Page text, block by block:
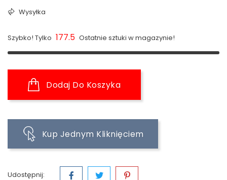
Wysyłka
Szybko! Tylko 177.5 Ostatnie sztuki w magazynie!
Dodaj Do Koszyka
Kup Jednym Kliknięciem
Udostępnij: